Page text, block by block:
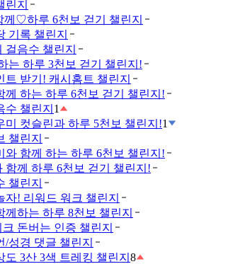
린지
께♡하루 6천보 걷기 챌린지
기록 챌린지
걸음수 챌린지
는 하루 3천보 걷기 챌린지!
트 받기! 캐시홈트 챌린지
께 하는 하루 6천보 걷기 챌린지!
수 챌린지 1
미 컷슬린과 하루 5천보 챌린지!1
챌린지
와 함께 하는 하루 6천보 챌린지!
함께 하루 6천보 걷기 챌린지!
챌린지
자! 리워드 워크 챌린지
께하는 하루 8천보 챌린지
돈버는 인증 챌린지
/성경 댓글 챌린지
도 3산 3색 트레킹 챌린지 8